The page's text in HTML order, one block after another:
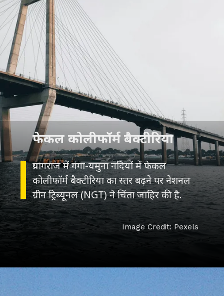
प्रयागराज में गंगा-यमुना नदियों में फेकल
कोलीफॉर्म बैक्टीरिया का स्तर बढ़ने पर नेशनल
ग्रीन ट्रिब्यूनल (NGT) ने चिंता जाहिर की है.
फेकल कोलीफॉर्म बैक्टीरिया
Image Credit: Pexels